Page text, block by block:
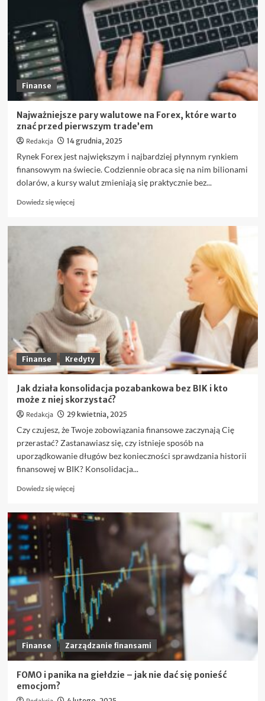
warto
znać
przed
zakupem
akcji?
Finanse
Najważniejsze pary walutowe na Forex, które warto
znać przed pierwszym trade’em
Redakcja 14 grudnia, 2025
Rynek Forex jest największym i najbardziej płynnym rynkiem
finansowym na świecie. Codziennie obraca się na nim bilionami
dolarów, a kursy walut zmieniają się praktycznie bez...
Dowiedz się więcejDowiedz
Najważniejsze
pary
walutowe
na
Forex,
które
warto
znać
przed
pierwszym
trade’em
Finanse Kredyty
Jak działa konsolidacja pozabankowa bez BIK i kto
może z niej skorzystać?
Redakcja 29 kwietnia, 2025
Czy czujesz, że Twoje zobowiązania finansowe zaczynają Cię
przerastać? Zastanawiasz się, czy istnieje sposób na
uporządkowanie długów bez konieczności sprawdzania historii
finansowej w BIK? Konsolidacja...
Dowiedz się więcejDowiedz
o
pozabankowa
bez
BIK
i
kto
może
niej
Finanse Zarządzanie finansami
FOMO i panika na giełdzie – jak nie dać się ponieść
emocjom?